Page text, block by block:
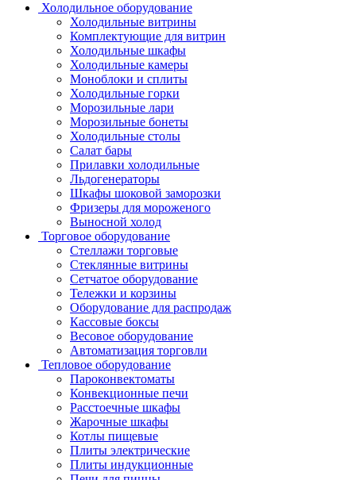
Холодильное оборудование
Холодильные витрины
Комплектующие для витрин
Холодильные шкафы
Холодильные камеры
Моноблоки и сплиты
Холодильные горки
Морозильные лари
Морозильные бонеты
Холодильные столы
Салат бары
Прилавки холодильные
Льдогенераторы
Шкафы шоковой заморозки
Фризеры для мороженого
Выносной холод
Торговое оборудование
Стеллажи торговые
Стеклянные витрины
Сетчатое оборудование
Тележки и корзины
Оборудование для распродаж
Кассовые боксы
Весовое оборудование
Автоматизация торговли
Тепловое оборудование
Пароконвектоматы
Конвекционные печи
Расстоечные шкафы
Жарочные шкафы
Котлы пищевые
Плиты электрические
Плиты индукционные